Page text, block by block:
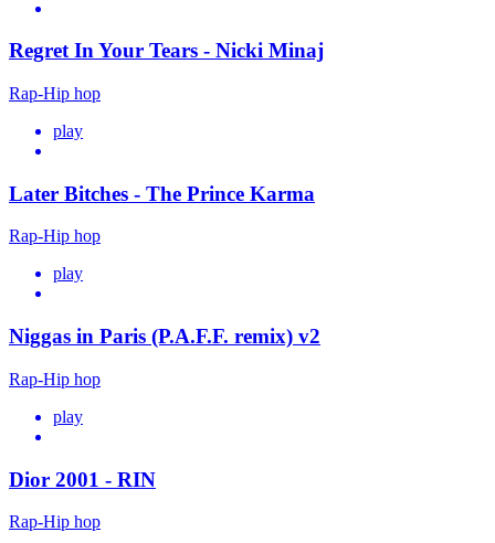
Regret In Your Tears - Nicki Minaj
Rap-Hip hop
play
Later Bitches - The Prince Karma
Rap-Hip hop
play
Niggas in Paris (P.A.F.F. remix) v2
Rap-Hip hop
play
Dior 2001 - RIN
Rap-Hip hop